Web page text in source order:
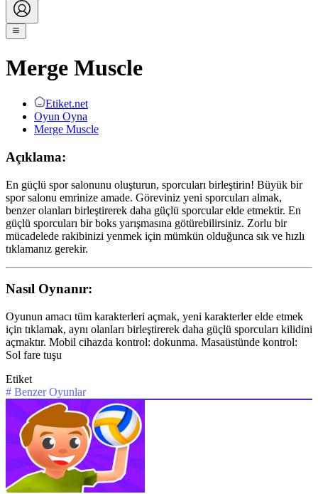
Merge Muscle
Etiket.net
Oyun Oyna
Merge Muscle
Açıklama:
En güçlü spor salonunu oluşturun, sporcuları birleştirin! Büyük bir
spor salonu emrinize amade. Göreviniz yeni sporcuları almak,
benzer olanları birleştirerek daha güçlü sporcular elde etmektir. En
güçlü sporcuları bir boks yarışmasına götürebilirsiniz. Zorlu bir
mücadelede rakibinizi yenmek için mümkün olduğunca sık ve hızlı
tıklamanız gerekir.
Nasıl Oynanır:
Oyunun amacı tüm karakterleri açmak, yeni karakterler elde etmek
için tıklamak, aynı olanları birleştirerek daha güçlü sporcuları kilidini
açmaktır. Mobil cihazda kontrol: dokunma. Masaüstünde kontrol:
Sol fare tuşu
Etiket
# Benzer Oyunlar